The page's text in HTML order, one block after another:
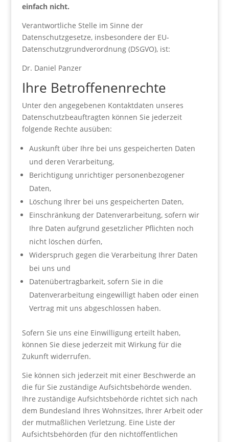
einfach nicht.
Verantwortliche Stelle im Sinne der
Datenschutzgesetze, insbesondere der EU-
Datenschutzgrundverordnung (DSGVO), ist:
Dr. Daniel Panzer
Ihre Betroffenenrechte
Unter den angegebenen Kontaktdaten unseres
Datenschutzbeauftragten können Sie jederzeit
folgende Rechte ausüben:
Auskunft über Ihre bei uns gespeicherten Daten
und deren Verarbeitung,
Berichtigung unrichtiger personenbezogener
Daten,
Löschung Ihrer bei uns gespeicherten Daten,
Einschränkung der Datenverarbeitung, sofern wir
Ihre Daten aufgrund gesetzlicher Pflichten noch
nicht löschen dürfen,
Widerspruch gegen die Verarbeitung Ihrer Daten
bei uns und
Datenübertragbarkeit, sofern Sie in die
Datenverarbeitung eingewilligt haben oder einen
Vertrag mit uns abgeschlossen haben.
Sofern Sie uns eine Einwilligung erteilt haben,
können Sie diese jederzeit mit Wirkung für die
Zukunft widerrufen.
Sie können sich jederzeit mit einer Beschwerde an
die für Sie zuständige Aufsichtsbehörde wenden.
Ihre zuständige Aufsichtsbehörde richtet sich nach
dem Bundesland Ihres Wohnsitzes, Ihrer Arbeit oder
der mutmaßlichen Verletzung. Eine Liste der
Aufsichtsbehörden (für den nichtöffentlichen